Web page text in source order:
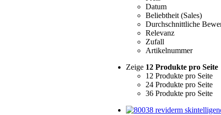
Datum
Beliebtheit (Sales)
Durchschnittliche
Relevanz
Zufall
Artikelnummer
Zeige 12 Produkte pro Seite
12 Produkte pro Seite
24 Produkte pro Seite
36 Produkte pro Seite